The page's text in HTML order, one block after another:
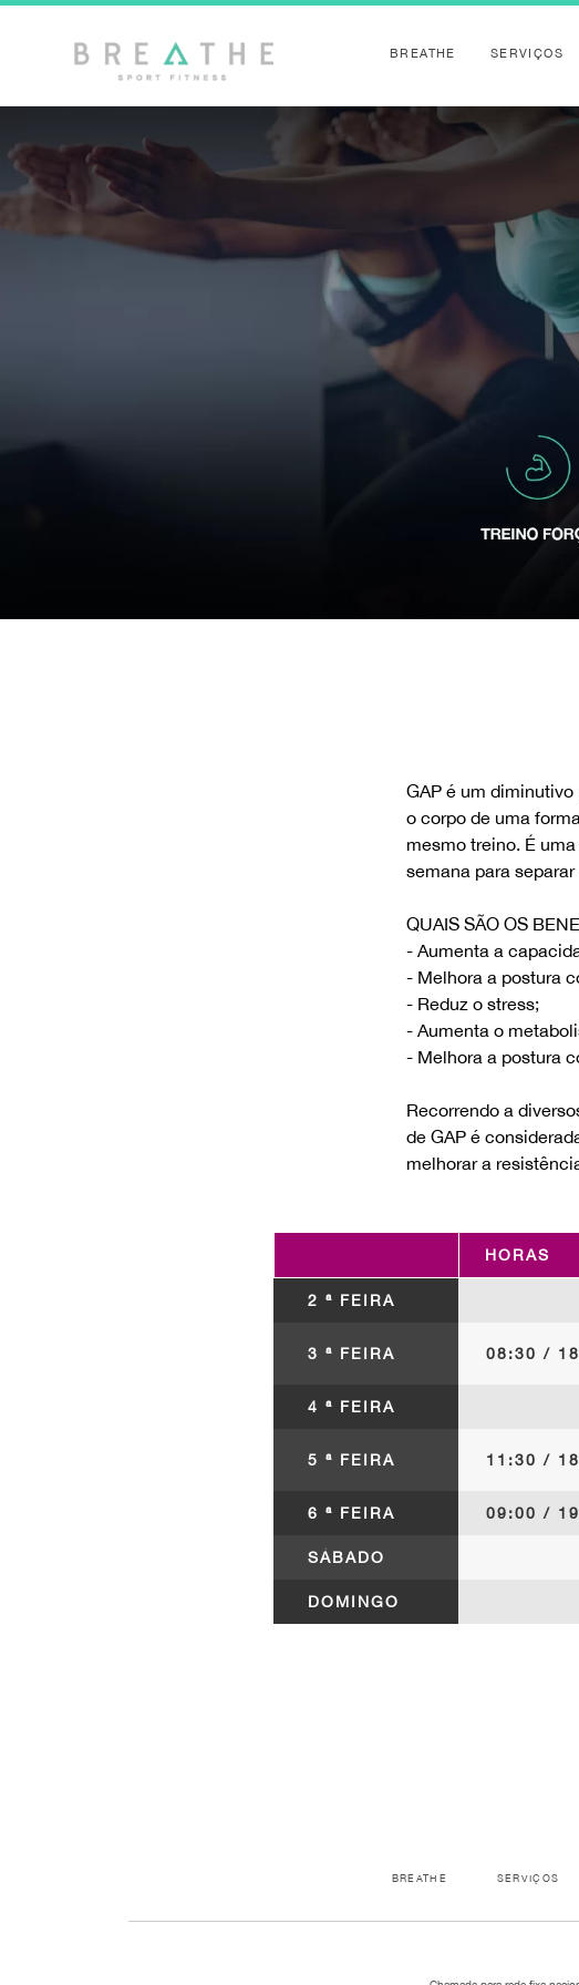
BREATHE SERVIÇOS
GAP é um
o corpo de uma
mesmo treino. É
semana para
QUAIS SÃO OS
- Aumenta a
- Melhora a postura
- Reduz o stress;
- Aumenta o
- Melhora a postura
Recorrendo a
de GAP é
melhorar a
HORAS
2 ª FEIRA
3 ª FEIRA 08:30 /
4 ª FEIRA
5 ª FEIRA 11:30 /
6 ª FEIRA 09:00 /
SÁBADO
DOMINGO
BREATHE SERVIÇOS